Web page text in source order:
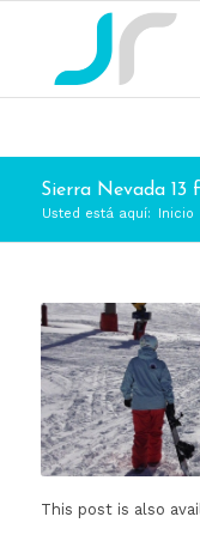
Sierra Nevada 13
Usted está aquí: Inicio
This post is also